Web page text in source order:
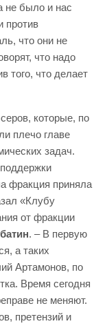
не было и нас
против
что они не
что надо
того, что делает
которые, по
плечо главе
задач.
фракция приняла
«Клубу
от фракции
. – В первую
а таких
Артамонов, по
Время сегодня
не меняют.
претензий и